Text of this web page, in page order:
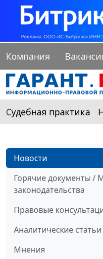
Компания
Судебная практика
Новости
Горячие документы /
законодательства
Правовые
Аналитические статьи
Мнения